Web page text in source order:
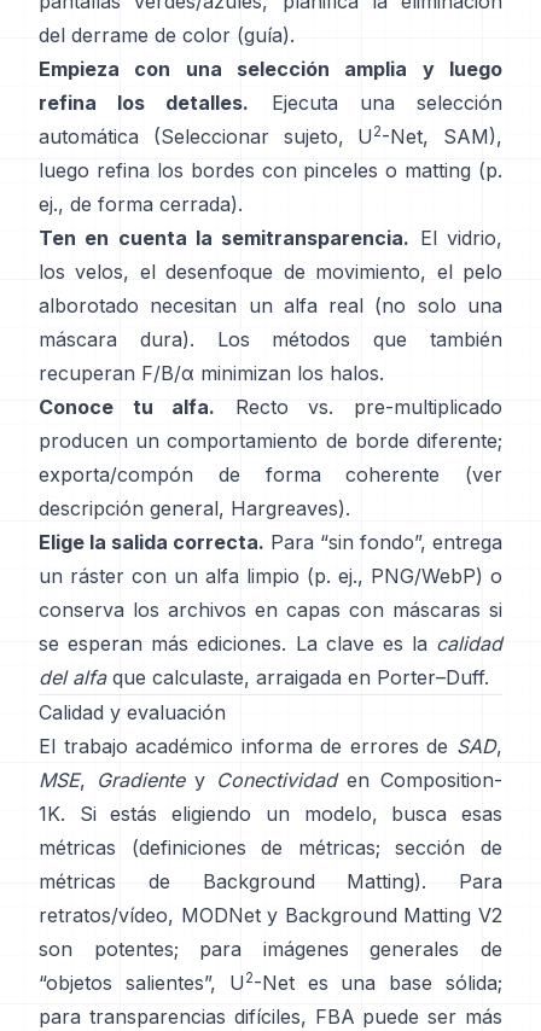
del derrame de color (guía).
Empieza con una selección amplia y luego
refina los detalles. Ejecuta una selección
automática (Seleccionar sujeto,
U2-Net, SAM),
luego refina los bordes con pinceles o matting (p.
ej., de forma cerrada).
Ten en cuenta la semitransparencia. El vidrio,
los velos, el desenfoque de movimiento, el pelo
alborotado necesitan un alfa real (no solo una
máscara dura). Los métodos que también
recuperan F/B/α minimizan los halos.
Conoce tu alfa.
Recto vs. pre-multiplicado
producen un comportamiento de borde diferente;
exporta/compón de forma coherente (ver
descripción general, Hargreaves).
Elige la salida correcta. Para “sin fondo”, entrega
un ráster con un alfa limpio (p. ej., PNG/WebP) o
conserva los archivos en capas con máscaras si
se esperan más ediciones. La clave es la calidad
del alfaque calculaste, arraigada en Porter–Duff.
Calidad y evaluación
El trabajo académico informa de errores de SAD,
MSE, Gradientey Conectividaden Composition-
1K. Si estás eligiendo un modelo, busca esas
métricas
(definiciones de métricas;
sección de
métricas de Background Matting). Para
retratos/vídeo, MODNety Background Matting V2
son potentes; para imágenes generales de
“objetos salientes”,
U2-Netes una base sólida;
para transparencias difíciles, FBA puede ser más